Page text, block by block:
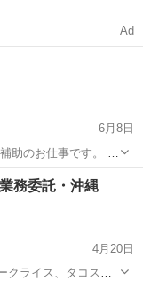
Ad
6月8日
膳！ お会計！食器の
ール
務委託・沖縄
4月20日
クライス、タコスな